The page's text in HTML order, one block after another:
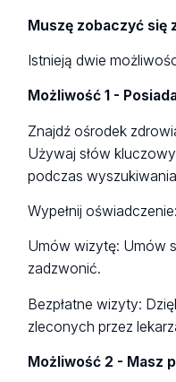
Muszę zobaczyć się
Istnieją dwie
Możliwość 1 -
Znajdź ośrodek
Używaj słów
podczas
Wypełnij
Umów wizytę: Umów
zadzwonić.
Bezpłatne wizyty:
zleconych przez
Możliwość 2 - Masz